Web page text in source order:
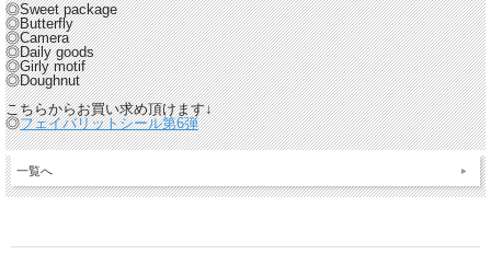
◎Sweet package
◎Butterfly
◎Camera
◎Daily goods
◎Girly motif
◎Doughnut
こちらからお買い求め頂けます↓
◎フェイバリットシール第6弾
一覧へ